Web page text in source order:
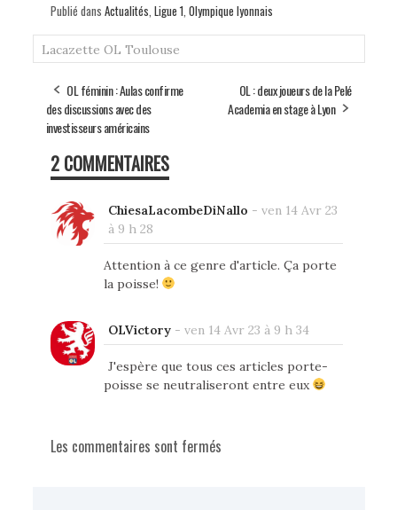
Publié dans Actualités Ligue 1 Olympique lyonnais
Lacazette OL Toulouse
OL féminin : Aulas confirme
des discussions avec des
investisseurs américains
OL : deux joueurs de la Pelé
Academia en stage à Lyon
2 COMMENTAIRES
ChiesaLacombeDiNallo - ven 14 Avr 23
à 9 h 28
Attention à ce genre d'article. Ça porte
la poisse!
OLVictory- ven 14 Avr 23 à 9 h 34
J'espère que tous ces articles porte-
poisse se neutraliseront entre eux
Les commentaires sont fermés